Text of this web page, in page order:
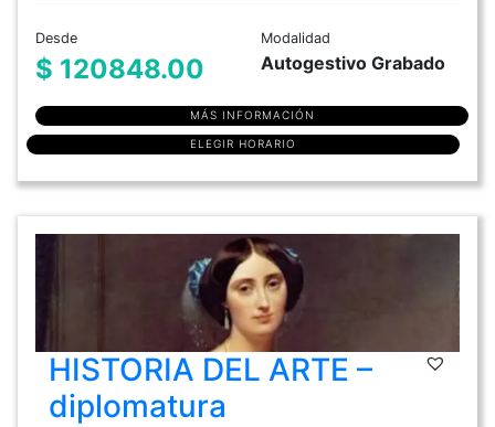
Desde
$ 120848.00
Modalidad
Autogestivo Grabado
MÁS INFORMACIÓN
ELEGIR HORARIO
HISTORIA DEL ARTE –
diplomatura